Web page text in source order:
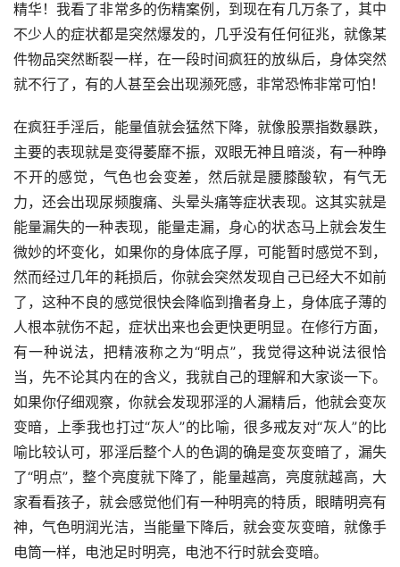
精华！我看了非常多的伤精案例，到现在有几万条了，其中
不少人的症状都是突然爆发的，几乎没有任何征兆，就像某
件物品突然断裂一样，在一段时间疯狂的放纵后，身体突然
就不行了，有的人甚至会出现濒死感，非常恐怖非常可怕！
在疯狂手淫后，能量值就会猛然下降，就像股票指数暴跌，
主要的表现就是变得萎靡不振，双眼无神且暗淡，有一种睁
不开的感觉，气色也会变差，然后就是腰膝酸软，有气无
力，还会出现尿频腹痛、头晕头痛等症状表现。这其实就是
能量漏失的一种表现，能量走漏，身心的状态马上就会发生
微妙的坏变化，如果你的身体底子厚，可能暂时感觉不到，
然而经过几年的耗损后，你就会突然发现自己已经大不如前
了，这种不良的感觉很快会降临到撸者身上，身体底子薄的
人根本就伤不起，症状出来也会更快更明显。在修行方面，
有一种说法，把精液称之为“明点”，我觉得这种说法很恰
当，先不论其内在的含义，我就自己的理解和大家谈一下。
如果你仔细观察，你就会发现邪淫的人漏精后，他就会变灰
变暗，上季我也打过“灰人”的比喻，很多戒友对“灰人”的比
喻比较认可，邪淫后整个人的色调的确是变灰变暗了，漏失
了“明点”，整个亮度就下降了，能量越高，亮度就越高，大
家看看孩子，就会感觉他们有一种明亮的特质，眼睛明亮有
神，气色明润光洁，当能量下降后，就会变灰变暗，就像手
电筒一样，电池足时明亮，电池不行时就会变暗。